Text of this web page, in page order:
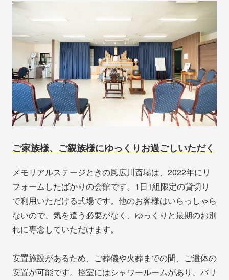
ご家族様、ご親族様にゆっくりお過ごしいただく
メモリアルステージときの風広川斎場は、2022年にリ
フォームしたばかりの会館です。1日1組限定の貸切り
で利用いただける式場です。他のお客様はいらっしゃら
ないので、気を遣う必要がなく、ゆっくりと最期のお別
れに専念していただけます。
安置施設があるため、ご葬儀や火葬までの間、ご遺体の
安置が可能です。控室にはシャワールームがあり、バリ